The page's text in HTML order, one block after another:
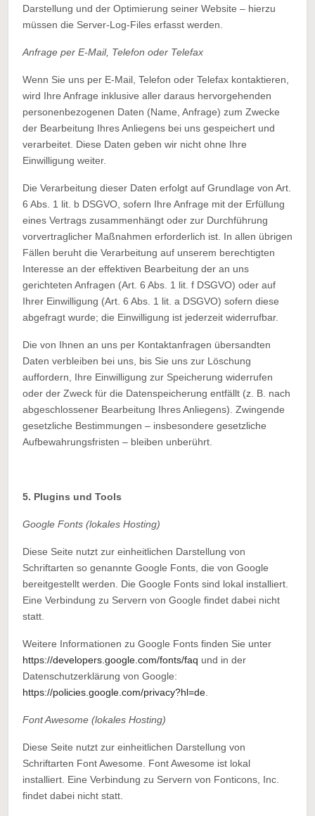
Darstellung und der Optimierung seiner Website – hierzu
müssen die Server-Log-Files erfasst werden.
Anfrage per E-Mail, Telefon oder Telefax
Wenn Sie uns per E-Mail, Telefon oder Telefax kontaktieren,
wird Ihre Anfrage inklusive aller daraus hervorgehenden
personenbezogenen Daten (Name, Anfrage) zum Zwecke
der Bearbeitung Ihres Anliegens bei uns gespeichert und
verarbeitet. Diese Daten geben wir nicht ohne Ihre
Einwilligung weiter.
Die Verarbeitung dieser Daten erfolgt auf Grundlage von Art.
6 Abs. 1 lit. b DSGVO, sofern Ihre Anfrage mit der Erfüllung
eines Vertrags zusammenhängt oder zur Durchführung
vorvertraglicher Maßnahmen erforderlich ist. In allen übrigen
Fällen beruht die Verarbeitung auf unserem berechtigten
Interesse an der effektiven Bearbeitung der an uns
gerichteten Anfragen (Art. 6 Abs. 1 lit. f DSGVO) oder auf
Ihrer Einwilligung (Art. 6 Abs. 1 lit. a DSGVO) sofern diese
abgefragt wurde; die Einwilligung ist jederzeit widerrufbar.
Die von Ihnen an uns per Kontaktanfragen übersandten
Daten verbleiben bei uns, bis Sie uns zur Löschung
auffordern, Ihre Einwilligung zur Speicherung widerrufen
oder der Zweck für die Datenspeicherung entfällt (z. B. nach
abgeschlossener Bearbeitung Ihres Anliegens). Zwingende
gesetzliche Bestimmungen – insbesondere gesetzliche
Aufbewahrungsfristen – bleiben unberührt.
5. Plugins und Tools
Google Fonts (lokales Hosting)
Diese Seite nutzt zur einheitlichen Darstellung von
Schriftarten so genannte Google Fonts, die von Google
bereitgestellt werden. Die Google Fonts sind lokal installiert.
Eine Verbindung zu Servern von Google findet dabei nicht
statt.
Weitere Informationen zu Google Fonts finden Sie unter
https://developers.google.com/fonts/faq und in der
Datenschutzerklärung von Google:
https://policies.google.com/privacy?hl=de
Font Awesome (lokales Hosting)
Diese Seite nutzt zur einheitlichen Darstellung von
Schriftarten Font Awesome. Font Awesome ist lokal
installiert. Eine Verbindung zu Servern von Fonticons, Inc.
findet dabei nicht statt.